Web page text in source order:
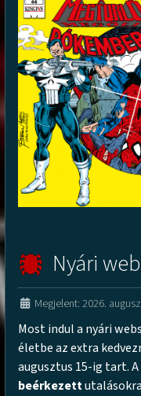
Nyári
Megjelent: 2026.
Most indul a nyári
életbe az extra
augusztus 15-ig tart.
beérkezett